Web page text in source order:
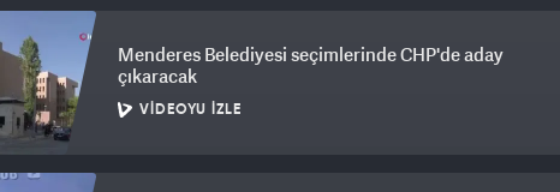
Menderes Belediyesi seçimlerinde CHP'de aday
çıkaracak
VIDEOYU İZLE